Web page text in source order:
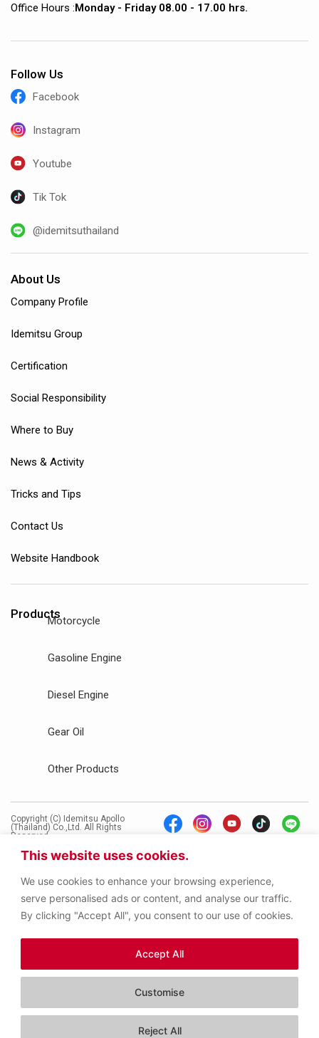
This website uses cookies.
We use cookies to enhance your browsing experience,
serve personalised ads or content, and analyse our traffic.
By clicking "Accept All", you consent to our use of cookies.
Customise
Reject All
Accept All
Office Hours :Monday - Friday 08.00 - 17.00 hrs.
Follow Us
Facebook
Instagram
Youtube
Tik Tok
@idemitsuthailand
About Us
Company Profile
Idemitsu Group
Certification
Social Responsibility
Where to Buy
News & Activity
Tricks and Tips
Contact Us
Website Handbook
ProductsMotorcycle
Gasoline Engine
Diesel Engine
Gear Oil
Other Products
Copyright (C) Idemitsu Apollo
(Thailand) Co.,Ltd. All Rights
Reserved.